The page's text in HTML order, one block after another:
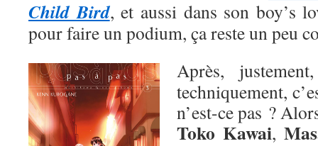
Child Bird, et aussi dans son boy’s
pour faire un podium, ça reste un peu
Après,
techniquement,
n’est-ce pas ?
Toko Kawai,